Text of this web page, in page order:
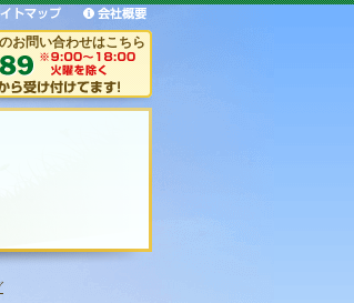
お問い合わせはこちら